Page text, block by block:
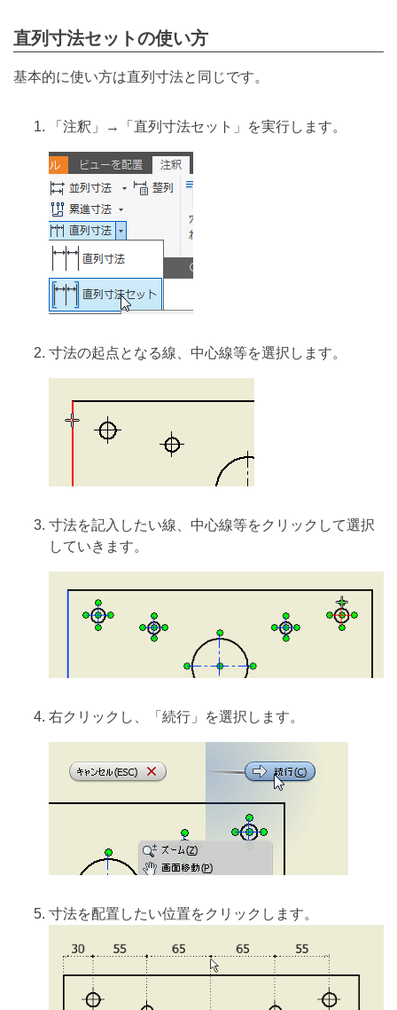
直列寸法セットの使い方
基本的に使い方は直列寸法と同じです。
「注釈」→「直列寸法セット」を実行します。
寸法の起点となる線、中心線等を選択します。
寸法を記入したい線、中心線等をクリックして選択
していきます。
右クリックし、「続行」を選択します。
寸法を配置したい位置をクリックします。